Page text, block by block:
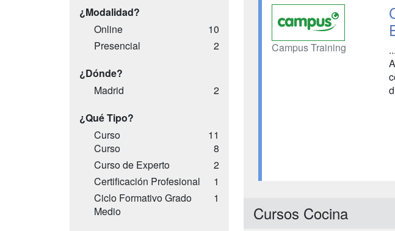
¿Modalidad?
Online
10
Presencial
2
¿Dónde?
Madrid
2
¿Qué Tipo?
Curso
11
Curso
8
Curso de Experto
2
Certificación Profesional
1
Ciclo Formativo Grado
Medio
1
Campus Training
Cursos Cocina